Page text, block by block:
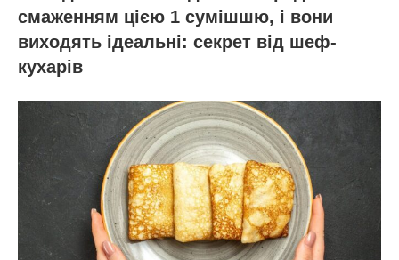
смаженням цією 1 сумішшю, і вони
виходять ідеальні: секрет від шеф-
кухарів